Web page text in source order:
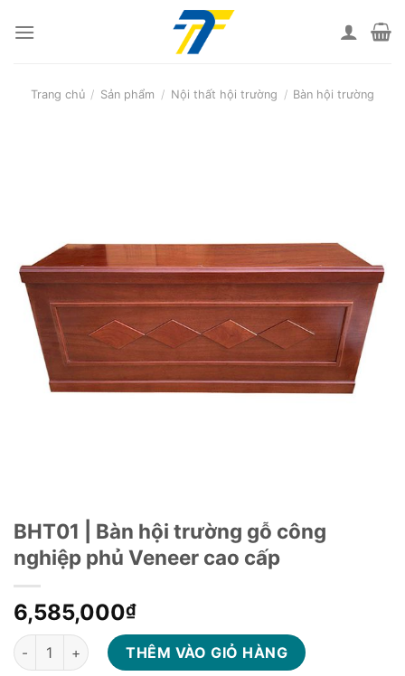
Trang chủ / Sản phẩm / Nội thất hội trường / Bàn hội trường
BHT01 | Bàn hội trường gỗ công
nghiệp phủ Veneer cao cấp
6,585,000₫
BHT01 | Bàn hội trường gỗ công nghiệp phủ Veneer cao cấp
THÊM VÀO GIỎ HÀNG